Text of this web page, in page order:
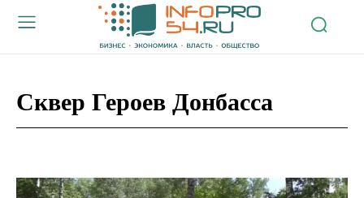
Сквер Героев Донбасса